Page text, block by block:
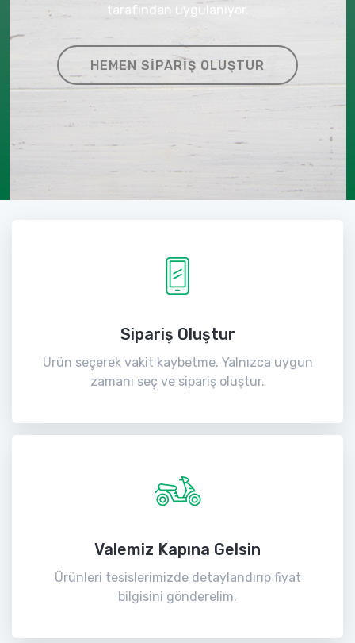
tarafından uygulanıyor.
HEMEN SIPARIŞ OLUŞTUR
Sipariş Oluştur
Ürün seçerek vakit kaybetme. Yalnızca uygun
zamanı seç ve sipariş oluştur.
Valemiz Kapına Gelsin
Ürünleri tesislerimizde detaylandırıp fiyat
bilgisini gönderelim.